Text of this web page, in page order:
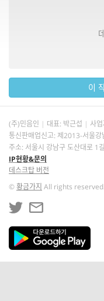
이
(주)민음인 대표: 박근섭 사
통신판매업신고: 제2013-서울
주소: 서울시 강남구 도산대로 1
IP현황&문의
데스크탑 버전
©황금가지 All rights reserved.